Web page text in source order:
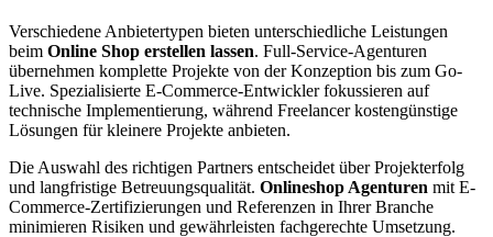
Verschiedene Anbietertypen bieten unterschiedliche Leistungen
beim Online Shop erstellen lassen. Full-Service-Agenturen
übernehmen komplette Projekte von der Konzeption bis zum Go-
Live. Spezialisierte E-Commerce-Entwickler fokussieren auf
technische Implementierung, während Freelancer kostengünstige
Lösungen für kleinere Projekte anbieten.
Die Auswahl des richtigen Partners entscheidet über Projekterfolg
und langfristige Betreuungsqualität. Onlineshop Agenturen mit E-
Commerce-Zertifizierungen und Referenzen in Ihrer Branche
minimieren Risiken und gewährleisten fachgerechte Umsetzung.